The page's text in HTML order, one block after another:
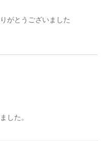
がとうございました
した。